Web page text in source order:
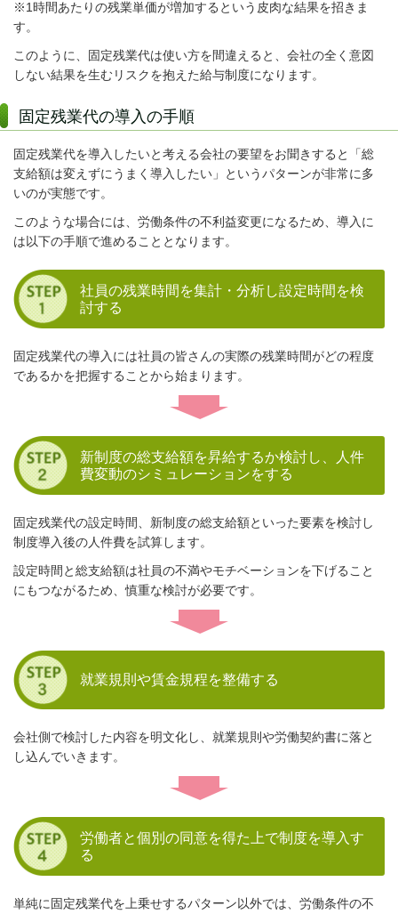
※1時間あたりの残業単価が増加するという皮肉な結果を招きま
す。
このように、固定残業代は使い方を間違えると、会社の全く意図
しない結果を生むリスクを抱えた給与制度になります。
固定残業代の導入の手順
固定残業代を導入したいと考える会社の要望をお聞きすると「総
支給額は変えずにうまく導入したい」というパターンが非常に多
いのが実態です。
このような場合には、労働条件の不利益変更になるため、導入に
は以下の手順で進めることとなります。
社員の残業時間を集計・分析し設定時間を検
討する
固定残業代の導入には社員の皆さんの実際の残業時間がどの程度
であるかを把握することから始まります。
新制度の総支給額を昇給するか検討し、人件
費変動のシミュレーションをする
固定残業代の設定時間、新制度の総支給額といった要素を検討し
制度導入後の人件費を試算します。
設定時間と総支給額は社員の不満やモチベーションを下げること
にもつながるため、慎重な検討が必要です。
就業規則や賃金規程を整備する
会社側で検討した内容を明文化し、就業規則や労働契約書に落と
し込んでいきます。
労働者と個別の同意を得た上で制度を導入す
る
単純に固定残業代を上乗せするパターン以外では、労働条件の不